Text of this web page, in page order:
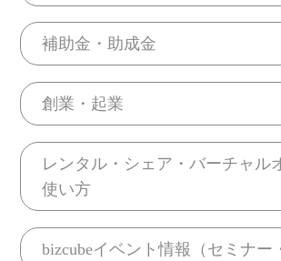
補助金・助成金
創業・起業
レンタル・シェア・バーチャル
使い方
bizcubeイベント情報（セミナー